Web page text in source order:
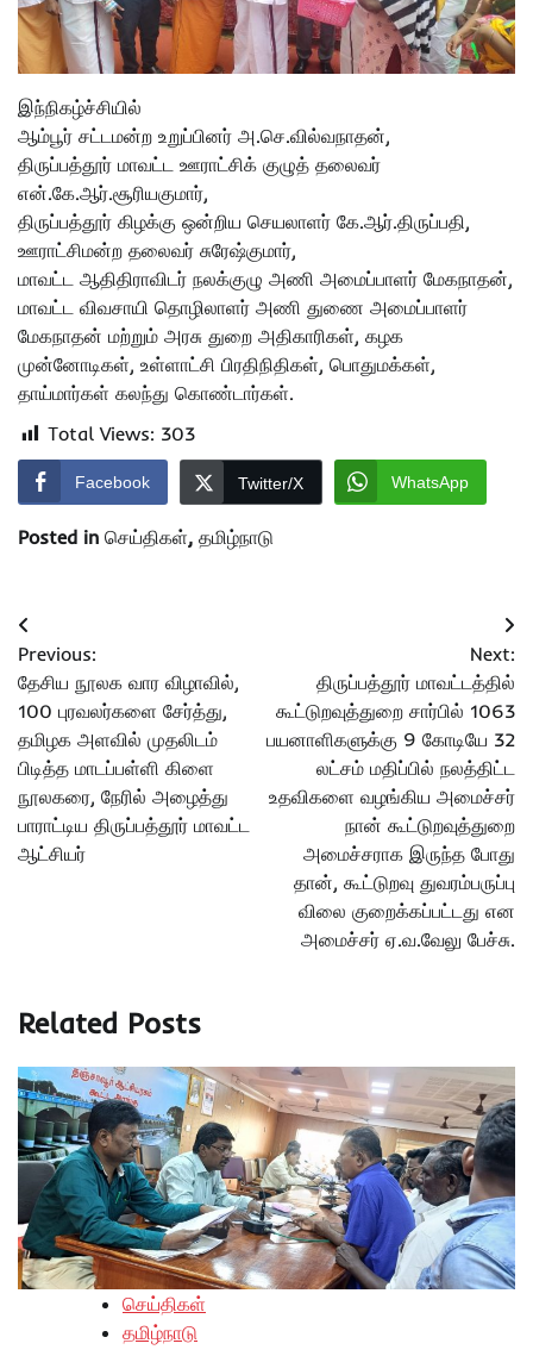
இந்நிகழ்ச்சியில்
ஆம்பூர் சட்டமன்ற உறுப்பினர் அ.செ.வில்வநாதன்,
திருப்பத்தூர் மாவட்ட ஊராட்சிக் குழுத் தலைவர்
என்.கே.ஆர்.சூரியகுமார்,
திருப்பத்தூர் கிழக்கு ஒன்றிய செயலாளர் கே.ஆர்.திருப்பதி,
ஊராட்சிமன்ற தலைவர் சுரேஷ்குமார்,
மாவட்ட ஆதிதிராவிடர் நலக்குழு அணி அமைப்பாளர் மேகநாதன்,
மாவட்ட விவசாயி தொழிலாளர் அணி துணை அமைப்பாளர்
மேகநாதன் மற்றும் அரசு துறை அதிகாரிகள், கழக
முன்னோடிகள், உள்ளாட்சி பிரதிநிதிகள், பொதுமக்கள்,
தாய்மார்கள் கலந்து கொண்டார்கள்.
Total Views: 303
Facebook Twitter/X WhatsApp
Posted in செய்திகள், தமிழ்நாடு
Post
navigation
Previous:
தேசிய நூலக வார விழாவில்,
100 புரவலர்களை சேர்த்து,
தமிழக அளவில் முதலிடம்
பிடித்த மாடப்பள்ளி கிளை
நூலகரை, நேரில் அழைத்து
பாராட்டிய திருப்பத்தூர் மாவட்ட
ஆட்சியர்
Next:
திருப்பத்தூர் மாவட்டத்தில்
கூட்டுறவுத்துறை சார்பில் 1063
பயனாளிகளுக்கு 9 கோடியே 32
லட்சம் மதிப்பில் நலத்திட்ட
உதவிகளை வழங்கிய அமைச்சர்
நான் கூட்டுறவுத்துறை
அமைச்சராக இருந்த போது
தான், கூட்டுறவு துவரம்பருப்பு
விலை குறைக்கப்பட்டது என
அமைச்சர் ஏ.வ.வேலு பேச்சு.
Related Posts
செய்திகள்
தமிழ்நாடு